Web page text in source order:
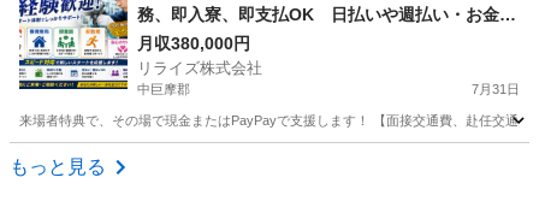
務、即入寮、即支払OK 日払いや週払い・お金住
む場所に困ってる方必見の案件です！簡単な電子
部品の製造・加工のお仕事♪
月収380,000円
リライズ株式会社
中巨摩郡 7月31日
来場者特典で、その場で現金またはPayPayで支援します！ 【面接交通費、赴任交通
山梨 中巨摩郡
もっと見る